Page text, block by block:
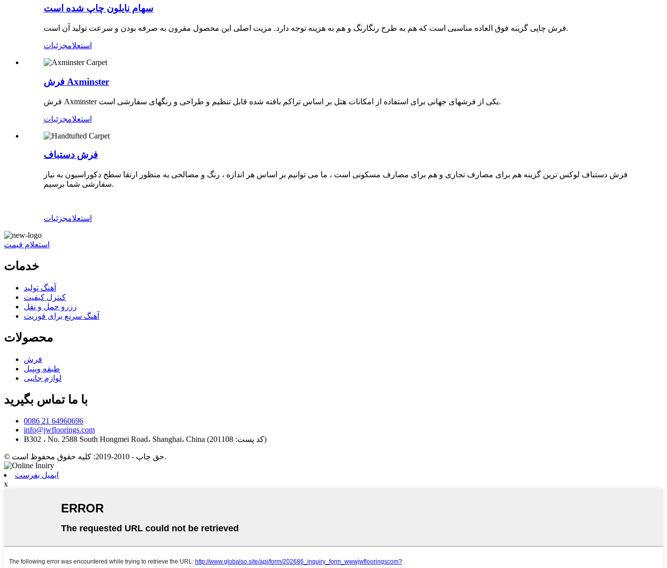
سهام نایلون چاپ شده است
فرش چاپی گزینه فوق العاده مناسبی است که هم به طرح رنگارنگ و هم به هزینه توجه دارد. مزیت اصلی این محصول مقرون به صرفه بودن و سرعت تولید آن است.
استعلامجزئیات
فرش Axminster
فرش Axminster یکی از فرشهای جهانی برای استفاده از امکانات هتل بر اساس تراکم بافته شده قابل تنظیم و طراحی و رنگهای سفارشی است.
استعلامجزئیات
فرش دستباف
فرش دستباف لوکس ترین گزینه هم برای مصارف تجاری و هم برای مصارف مسکونی است ، ما می توانیم بر اساس هر اندازه ، رنگ و مصالحی به منظور ارتقا سطح دکوراسیون به نیاز
سفارشی شما برسیم.
استعلامجزئیات
استعلام قیمت
خدمات
آهنگ تولید
کنترل کیفیت
رزرو حمل و نقل
آهنگ سریع برای فوریت
محصولات
فرش
طبقه وینیل
لوازم جانبی
با ما تماس بگیرید
0086 21 64960696
info@jwfloorings.com
B302 ، No. 2588 South Hongmei Road، Shanghai، China (کد پست: 201108)
© حق چاپ - 2010-2019: کلیه حقوق محفوظ است.
ایمیل بفرست
x